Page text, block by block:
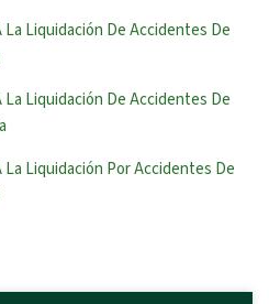
Liquidación De Accidentes De
Liquidación De Accidentes De
Liquidación Por Accidentes De